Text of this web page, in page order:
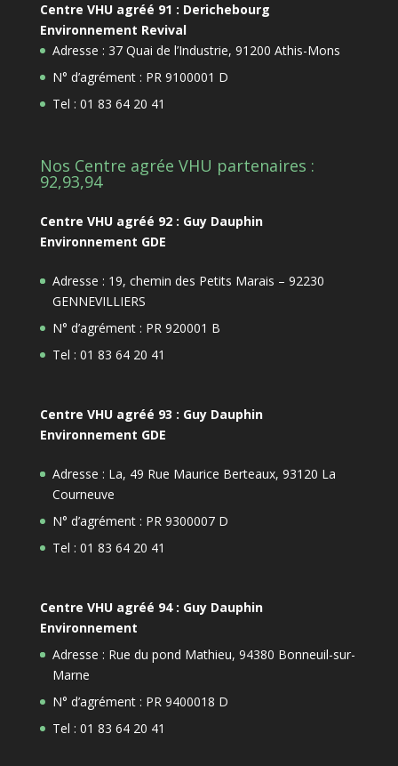
Centre VHU agréé 91 : Derichebourg
Environnement Revival
Adresse : 37 Quai de l’Industrie, 91200 Athis-Mons
N° d’agrément : PR 9100001 D
Tel : 01 83 64 20 41
Nos Centre agrée VHU partenaires :
92,93,94
Centre VHU agréé 92 : Guy Dauphin
Environnement GDE
Adresse : 19, chemin des Petits Marais – 92230
GENNEVILLIERS
N° d’agrément : PR 920001 B
Tel : 01 83 64 20 41
Centre VHU agréé 93 : Guy Dauphin
Environnement GDE
Adresse : La, 49 Rue Maurice Berteaux, 93120 La
Courneuve
N° d’agrément : PR 9300007 D
Tel : 01 83 64 20 41
Centre VHU agréé 94 : Guy Dauphin
Environnement
Adresse : Rue du pond Mathieu, 94380 Bonneuil-sur-
Marne
N° d’agrément : PR 9400018 D
Tel : 01 83 64 20 41